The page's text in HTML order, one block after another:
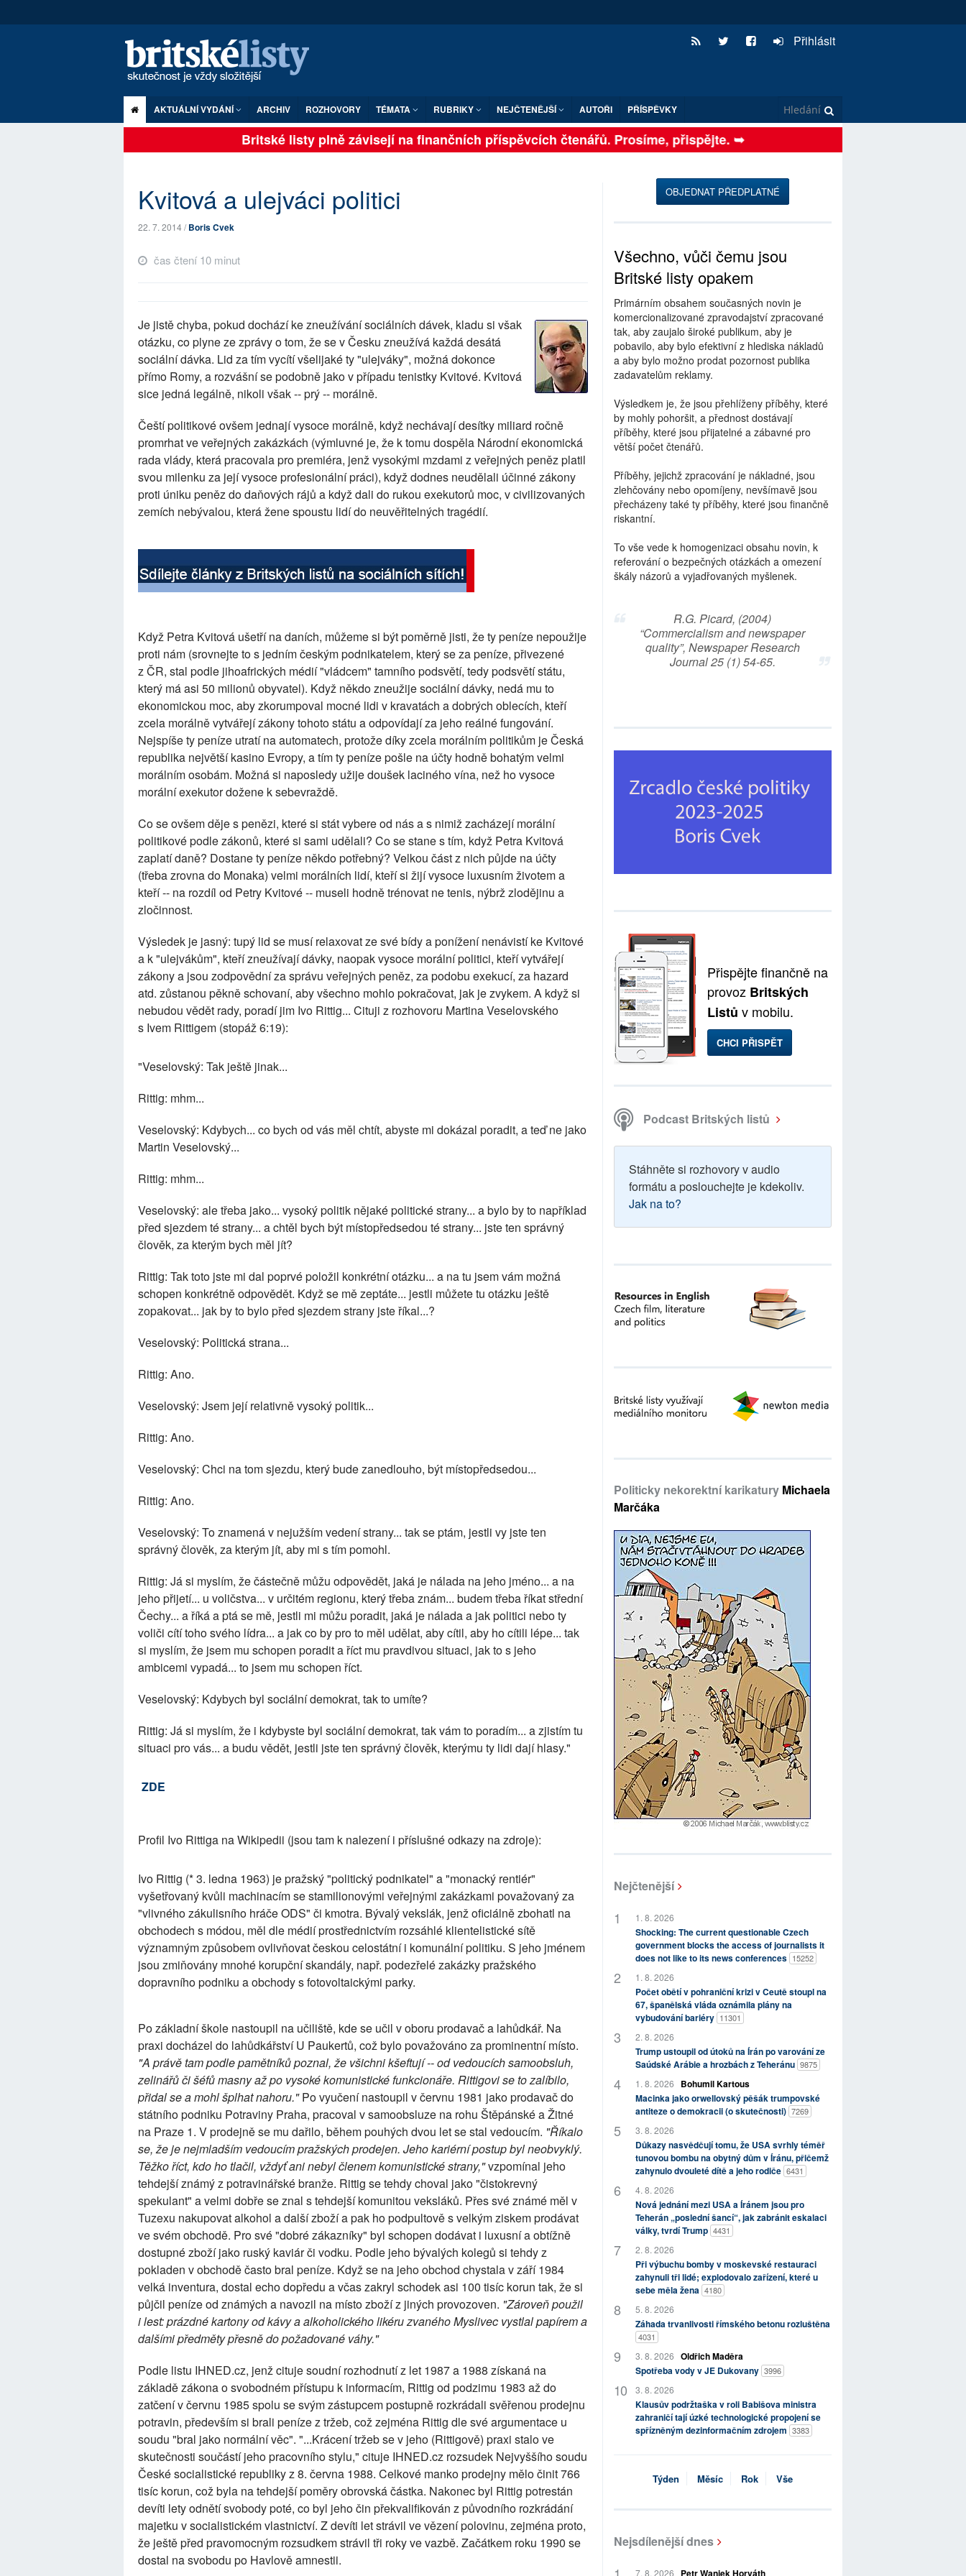
Přihlásit
AKTUÁLNÍ VYDÁNÍ ARCHIV ROZHOVORY TÉMATA RUBRIKY NEJČTENĚJŠÍ AUTOŘI PŘÍSPĚVKY
Britské listy plně závisejí na finančních příspěvcích čtenářů. Prosíme, přispějte. ➥
Kvitová a ulejváci politici
22. 7. 2014 /Boris Cvek
čas čtení 10 minut
Je jistě chyba, pokud dochází ke zneužívání sociálních dávek, kladu si však
otázku, co plyne ze zprávy o tom, že se v Česku zneužívá každá desátá
sociální dávka. Lid za tím vycítí všelijaké ty "ulejváky", možná dokonce
přímo Romy, a rozvášní se podobně jako v případu tenistky Kvitové. Kvitová
sice jedná legálně, nikoli však -- prý -- morálně.
Čeští politikové ovšem jednají vysoce morálně, když nechávají desítky miliard ročně
promrhat ve veřejných zakázkách (výmluvné je, že k tomu dospěla Národní ekonomická
rada vlády, která pracovala pro premiéra, jenž vysokými mzdami z veřejných peněz platil
svou milenku za její vysoce profesionální práci), když dodnes neudělali účinné zákony
proti úniku peněz do daňových rájů a když dali do rukou exekutorů moc, v civilizovaných
zemích nebývalou, která žene spoustu lidí do neuvěřitelných tragédií.
Když Petra Kvitová ušetří na daních, můžeme si být poměrně jisti, že ty peníze nepoužije
proti nám (srovnejte to s jedním českým podnikatelem, který se za peníze, přivezené
z ČR, stal podle jihoafrických médií "vládcem" tamního podsvětí, tedy podsvětí státu,
který má asi 50 milionů obyvatel). Když někdo zneužije sociální dávky, nedá mu to
ekonomickou moc, aby zkorumpoval mocné lidi v kravatách a dobrých oblecích, kteří
zcela morálně vytvářejí zákony tohoto státu a odpovídají za jeho reálné fungování.
Nejspíše ty peníze utratí na automatech, protože díky zcela morálním politikům je Česká
republika největší kasino Evropy, a tím ty peníze pošle na účty hodně bohatým velmi
morálním osobám. Možná si naposledy užije doušek laciného vína, než ho vysoce
morální exekutor dožene k sebevraždě.
Co se ovšem děje s penězi, které si stát vybere od nás a s nimiž zacházejí morální
politikové podle zákonů, které si sami udělali? Co se stane s tím, když Petra Kvitová
zaplatí daně? Dostane ty peníze někdo potřebný? Velkou část z nich půjde na účty
(třeba zrovna do Monaka) velmi morálních lidí, kteří si žijí vysoce luxusním životem a
kteří -- na rozdíl od Petry Kvitové -- museli hodně trénovat ne tenis, nýbrž zlodějinu a
zločinnost.
Výsledek je jasný: tupý lid se musí relaxovat ze své bídy a ponížení nenávistí ke Kvitové
a k "ulejvákům", kteří zneužívají dávky, naopak vysoce morální politici, kteří vytvářejí
zákony a jsou zodpovědní za správu veřejných peněz, za podobu exekucí, za hazard
atd. zůstanou pěkně schovaní, aby všechno mohlo pokračovat, jak je zvykem. A když si
nebudou vědět rady, poradí jim Ivo Rittig... Cituji z rozhovoru Martina Veselovského
s Ivem Rittigem (stopáž 6:19):
"Veselovský: Tak ještě jinak...
Rittig: mhm...
Veselovský: Kdybych... co bych od vás měl chtít, abyste mi dokázal poradit, a teď ne jako
Martin Veselovský...
Rittig: mhm...
Veselovský: ale třeba jako... vysoký politik nějaké politické strany... a bylo by to například
před sjezdem té strany... a chtěl bych být místopředsedou té strany... jste ten správný
člověk, za kterým bych měl jít?
Rittig: Tak toto jste mi dal poprvé položil konkrétní otázku... a na tu jsem vám možná
schopen konkrétně odpovědět. Když se mě zeptáte... jestli můžete tu otázku ještě
zopakovat... jak by to bylo před sjezdem strany jste říkal...?
Veselovský: Politická strana...
Rittig: Ano.
Veselovský: Jsem její relativně vysoký politik...
Rittig: Ano.
Veselovský: Chci na tom sjezdu, který bude zanedlouho, být místopředsedou...
Rittig: Ano.
Veselovský: To znamená v nejužším vedení strany... tak se ptám, jestli vy jste ten
správný člověk, za kterým jít, aby mi s tím pomohl.
Rittig: Já si myslím, že částečně můžu odpovědět, jaká je nálada na jeho jméno... a na
jeho přijetí... u voličstva... v určitém regionu, který třeba znám... budem třeba říkat střední
Čechy... a říká a ptá se mě, jestli mi můžu poradit, jaká je nálada a jak politici nebo ty
voliči cítí toho svého lídra... a jak co by pro to měl udělat, aby cítil, aby ho cítili lépe... tak
si myslím, že jsem mu schopen poradit a říct mu pravdivou situaci, jak to s jeho
ambicemi vypadá... to jsem mu schopen říct.
Veselovský: Kdybych byl sociální demokrat, tak to umíte?
Rittig: Já si myslím, že i kdybyste byl sociální demokrat, tak vám to poradím... a zjistím tu
situaci pro vás... a budu vědět, jestli jste ten správný člověk, kterýmu ty lidi dají hlasy."
ZDE
Profil Ivo Rittiga na Wikipedii (jsou tam k nalezení i příslušné odkazy na zdroje):
Ivo Rittig (* 3. ledna 1963) je pražský "politický podnikatel" a "monacký rentiér"
vyšetřovaný kvůli machinacím se stamilionovými veřejnými zakázkami považovaný za
"vlivného zákulisního hráče ODS" či kmotra. Bývalý vekslák, jenž oficiálně zbohatl na
obchodech s módou, měl dle médií prostřednictvím rozsáhlé klientelistické sítě
významným způsobem ovlivňovat českou celostátní i komunální politiku. S jeho jménem
jsou zmiňovány mnohé korupční skandály, např. podezřelé zakázky pražského
dopravního podniku a obchody s fotovoltaickými parky.
Po základní škole nastoupil na učiliště, kde se učil v oboru prodavač a lahůdkář. Na
praxi docházel do lahůdkářství U Paukertů, což bylo považováno za prominentní místo.
"A právě tam podle pamětníků poznal, že všichni kšeftují -- od vedoucích samoobsluh,
zelinářů či šéfů masny až po vysoké komunistické funkcionáře. Rittigovi se to zalíbilo,
přidal se a mohl šplhat nahoru."Po vyučení nastoupil v červnu 1981 jako prodavač do
státního podniku Potraviny Praha, pracoval v samoobsluze na rohu Štěpánské a Žitné
na Praze 1. V prodejně se mu dařilo, během pouhých dvou let se stal vedoucím. "Říkalo
se, že je nejmladším vedoucím pražských prodejen. Jeho kariérní postup byl neobvyklý.
Těžko říct, kdo ho tlačil, vždyť ani nebyl členem komunistické strany,"vzpomínal jeho
tehdejší známý z potravinářské branže. Rittig se tehdy choval jako "čistokrevný
spekulant" a velmi dobře se znal s tehdejší komunitou veksláků. Přes své známé měl v
Tuzexu nakupovat alkohol a další zboží a pak ho podpultově s velkým ziskem prodávat
ve svém obchodě. Pro své "dobré zákazníky" byl schopen dodávat i luxusní a obtížně
dostupné zboží jako ruský kaviár či vodku. Podle jeho bývalých kolegů si tehdy z
pokladen v obchodě často bral peníze. Když se na jeho obchod chystala v září 1984
velká inventura, dostal echo dopředu a včas zakryl schodek asi 100 tisíc korun tak, že si
půjčil peníze od známých a navozil na místo zboží z jiných provozoven. "Zároveň použil
i lest: prázdné kartony od kávy a alkoholického likéru zvaného Myslivec vystlal papírem a
dalšími předměty přesně do požadované váhy."
Podle listu IHNED.cz, jenž cituje soudní rozhodnutí z let 1987 a 1988 získaná na
základě zákona o svobodném přístupu k informacím, Rittig od podzimu 1983 až do
zatčení v červnu 1985 spolu se svým zástupcem postupně rozkrádali svěřenou prodejnu
potravin, především si brali peníze z tržeb, což zejména Rittig dle své argumentace u
soudu "bral jako normální věc". "...Krácení tržeb se v jeho (Rittigově) praxi stalo ve
skutečnosti součástí jeho pracovního stylu," cituje IHNED.cz rozsudek Nejvyššího soudu
České socialistické republiky z 8. června 1988. Celkové manko prodejny mělo činit 766
tisíc korun, což byla na tehdejší poměry obrovská částka. Nakonec byl Rittig potrestán
devíti lety odnětí svobody poté, co byl jeho čin překvalifikován z původního rozkrádání
majetku v socialistickém vlastnictví. Z devíti let strávil ve vězení polovinu, zejména proto,
že ještě před pravomocným rozsudkem strávil tři roky ve vazbě. Začátkem roku 1990 se
dostal na svobodu po Havlově amnestii.
OBJEDNAT PŘEDPLATNÉ
Všechno, vůči čemu jsou
Britské listy opakem
Primárním obsahem současných novin je
komercionalizované zpravodajství zpracované
tak, aby zaujalo široké publikum, aby je
pobavilo, aby bylo efektivní z hlediska nákladů
a aby bylo možno prodat pozornost publika
zadavatelům reklamy.
Výsledkem je, že jsou přehlíženy příběhy, které
by mohly pohoršit, a přednost dostávají
příběhy, které jsou přijatelné a zábavné pro
větší počet čtenářů.
Příběhy, jejichž zpracování je nákladné, jsou
zlehčovány nebo opomíjeny, nevšímavě jsou
přecházeny také ty příběhy, které jsou finančně
riskantní.
To vše vede k homogenizaci obsahu novin, k
referování o bezpečných otázkách a omezení
škály názorů a vyjadřovaných myšlenek.
R.G. Picard, (2004)
“Commercialism and newspaper
quality”, Newspaper Research
Journal 25 (1) 54-65.
Přispějte finančně na
provoz Britských
Listů v mobilu.
CHCI PŘISPĚT
Podcast Britských listů
Stáhněte si rozhovory v audio
formátu a poslouchejte je kdekoliv.
Jak na to?
Politicky nekorektní karikatury Michaela
Marčáka
Nejčtenější
1. 8. 2026
Shocking: The current questionable Czech
government blocks the access of journalists it
does not like to its news conferences 15252
1. 8. 2026
Počet obětí v pohraniční krizi v Ceutě stoupl na
67, španělská vláda oznámila plány na
vybudování bariéry 11301
2. 8. 2026
Trump ustoupil od útoků na Írán po varování ze
Saúdské Arábie a hrozbách z Teheránu 9875
1. 8. 2026
Bohumil Kartous
Macinka jako orwellovský pěšák trumpovské
antiteze o demokracii (o skutečnosti) 7269
3. 8. 2026
Důkazy nasvědčují tomu, že USA svrhly téměř
tunovou bombu na obytný dům v Íránu, přičemž
zahynulo dvouleté dítě a jeho rodiče 6431
4. 8. 2026
Nová jednání mezi USA a Íránem jsou pro
Teherán „poslední šancí“, jak zabránit eskalaci
války, tvrdí Trump 4431
2. 8. 2026
Při výbuchu bomby v moskevské restauraci
zahynuli tři lidé; explodovalo zařízení, které u
sebe měla žena 4180
5. 8. 2026
Záhada trvanlivosti římského betonu rozluštěna
4031
3. 8. 2026 Oldřich Maděra
Spotřeba vody v JE Dukovany 3996
3. 8. 2026
Klausův podržtaška v roli Babišova ministra
zahraničí tají úzké technologické propojení se
spřízněným dezinformačním zdrojem 3383
Týden Měsíc Rok Vše
Nejsdílenější dnes
7. 8. 2026 Petr Waniek Horváth